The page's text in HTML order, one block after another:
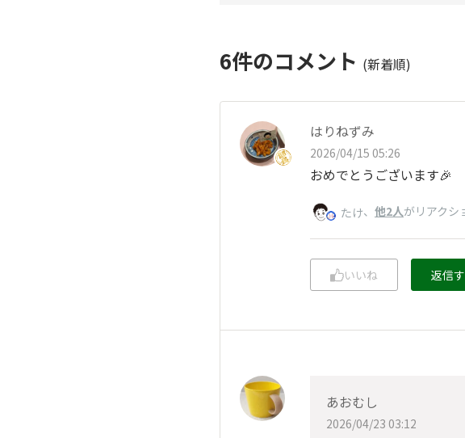
6件のコメント (新着順)
はりねずみ
2026/04/15 05:26
おめでとうございます🎉
たけ、 他2人がリアクシ
いいね 返信
あおむし
2026/04/23 03:12